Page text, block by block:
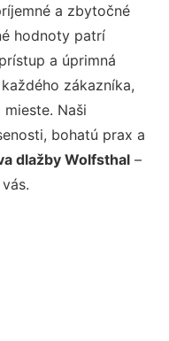
a zbytočné
hodnoty patrí
a úprimná
zákazníka,
Naši
bohatú prax a
dlažby Wolfsthal –